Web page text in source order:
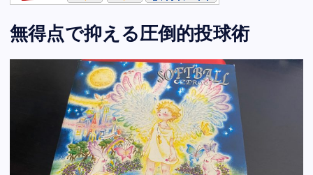
無得点で抑える圧倒的投球術